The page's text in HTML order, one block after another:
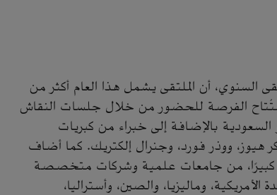
السنوي، أن الملتقى يشمل هذا العام أكثر من
ندوة علمية، كما ستُتاح الفرصة للحضور من خلال جلسات النقاش
بالإضافة إلى خبراء من كبريات
هيوز، ووذر فورد، وجنرال إلكتريك. كما أضاف
كبيرًا، من جامعات علمية وشركات متخصصة
وماليزيا، والصين، وأستراليا،